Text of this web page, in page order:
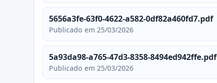
5656a3fe-63f0-4622-a582-0df82a460fd7.pdf
Publicado em 25/03/2026
5a93da98-a765-47d3-8358-8494ed942ffe.pdf
Publicado em 25/03/2026